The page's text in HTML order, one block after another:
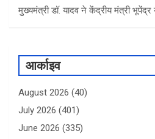
मुख्यमंत्री डॉ. यादव ने केंद्रीय मंत्री
आर्काइव
August 2026 (40)
July 2026 (401)
June 2026 (335)